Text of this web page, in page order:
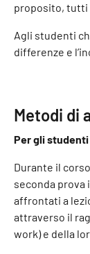
proposito, tutti
Agli studenti
differenze e
Metodi di
Per gli
Durante il
seconda prova
affrontati a
attraverso il
work) e della